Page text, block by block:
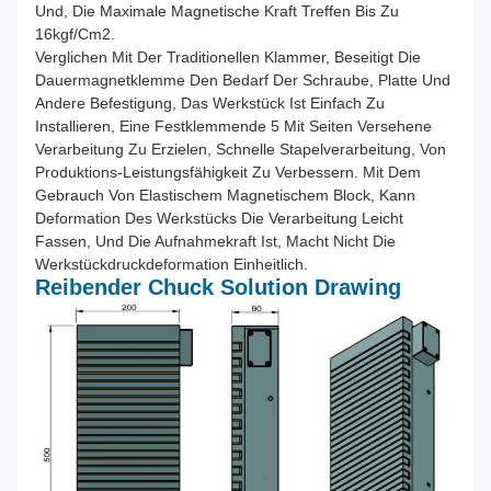
Und, Die Maximale Magnetische Kraft Treffen Bis Zu
16kgf/cm2.
Verglichen Mit Der Traditionellen Klammer, Beseitigt Die
Dauermagnetklemme Den Bedarf Der Schraube, Platte Und
Andere Befestigung, Das Werkstück Ist Einfach Zu
Installieren, Eine Festklemmende 5 Mit Seiten Versehene
Verarbeitung Zu Erzielen, Schnelle Stapelverarbeitung, Von
Produktions-Leistungsfähigkeit Zu Verbessern. Mit Dem
Gebrauch Von Elastischem Magnetischem Block, Kann
Deformation Des Werkstücks Die Verarbeitung Leicht
Fassen, Und Die Aufnahmekraft Ist, Macht Nicht Die
Werkstückdruckdeformation Einheitlich.
Reibender Chuck Solution Drawing